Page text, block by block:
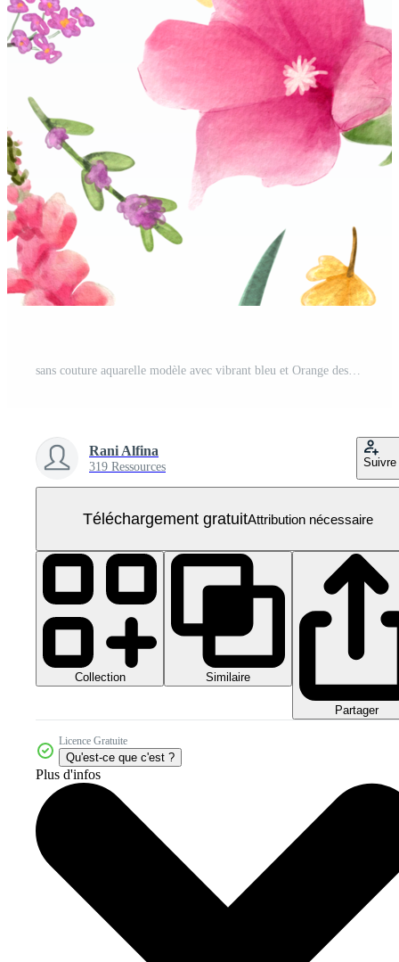
sans couture aquarelle modèle avec vibrant bleu et Orange des oiseaux perché sur branches avec baies, feuillage, et délicat paume feuilles. PNG Gratuit
Rani Alfina
319 Ressources Suivre
Téléchargement gratuitAttribution nécessaire
Collection Similaire
Partager
Licence Gratuite
Qu'est-ce que c'est ?
Plus d'infos